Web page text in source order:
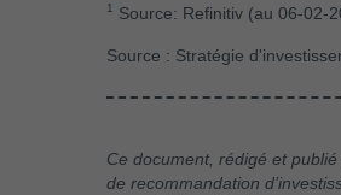
1 Source: Refinitiv (au 06-02-
Source : Stratégie
Ce document, rédigé et
de recommandation